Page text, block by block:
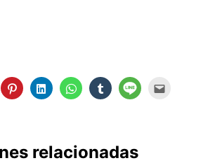
relacionadas